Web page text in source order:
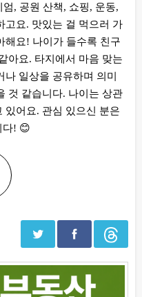
, 공원 산책, 쇼핑, 운동,
고요. 맛있는 걸 먹으러 가
해요! 나이가 들수록 친구
아요. 타지에서 마음 맞는
나 일상을 공유하며 의미
것 같습니다. 나이는 상관
있어요. 관심 있으신 분은
다! 😊